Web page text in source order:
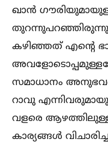
ഖാൻ
കഴിഞ്ഞത് എന്റെ
സമാധാനം
റാവു
വളരെ
കാര്യങ്ങള്‍